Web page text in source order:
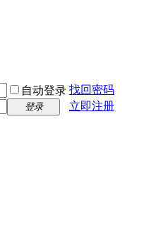
自动登录 找回密码
登录 立即注册